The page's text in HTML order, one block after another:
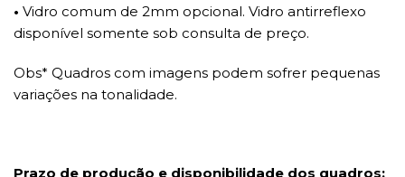
• Vidro comum de 2mm opcional. Vidro antirreflexo
disponível somente sob consulta de preço.
Obs* Quadros com imagens podem sofrer pequenas
variações na tonalidade.
Prazo de produção e disponibilidade dos quadros: